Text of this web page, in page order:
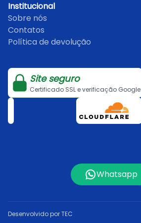
Institucional
Sobre nós
Contatos
Política de devolução
Site seguro
Certificado SSL e verificação Google
Whatsapp
Desenvolvido por TEC